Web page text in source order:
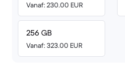
Vanaf: 230.00 EUR
256 GB
Vanaf: 323.00 EUR